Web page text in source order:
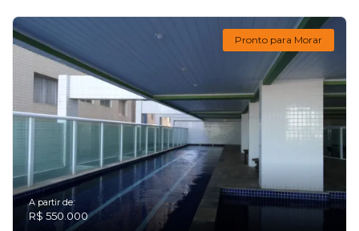
Pronto para Morar
A partir de:
R$ 550.000